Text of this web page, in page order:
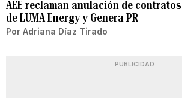
AEE reclaman anulación de contratos
de LUMA Energy y Genera PR
Por Adriana Díaz Tirado
PUBLICIDAD